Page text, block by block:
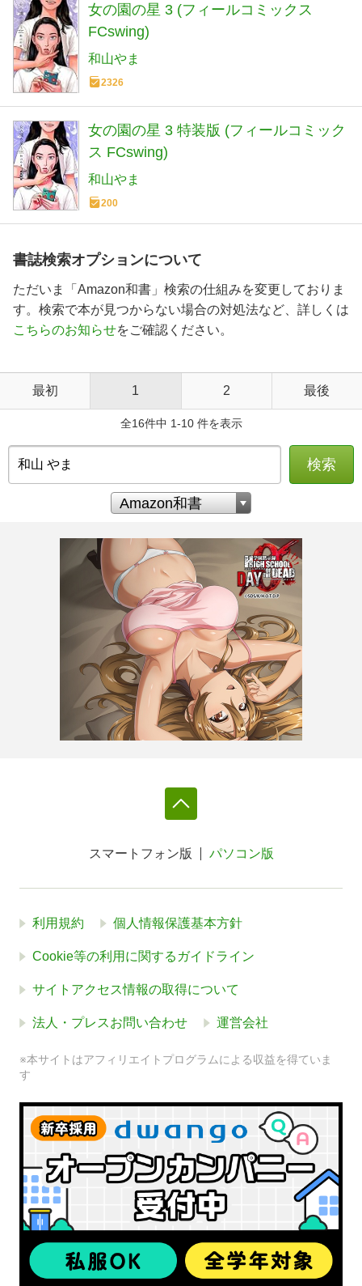
女の園の星 3 (フィールコミックス
FCswing)
和山やま
2326
女の園の星 3 特装版 (フィールコミック
ス FCswing)
和山やま
200
書誌検索オプションについて
ただいま「Amazon和書」検索の仕組みを変更しておりま
す。検索で本が見つからない場合の対処法など、詳しくは
こちらのお知らせをご確認ください。
最初 1 2 最後
全16件中 1-10 件を表示
検索
スマートフォン版 パソコン版
利用規約 個人情報保護基本方針
Cookie等の利用に関するガイドライン
サイトアクセス情報の取得について
法人・プレスお問い合わせ 運営会社
※本サイトはアフィリエイトプログラムによる収益を得ていま
す